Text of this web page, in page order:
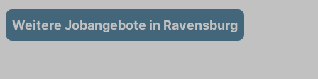
Weitere Jobangebote in Ravensburg